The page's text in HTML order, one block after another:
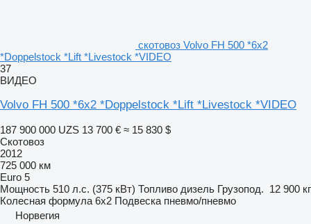
скотовоз Volvo FH 500 *6x2
*Doppelstock *Lift *Livestock *VIDEO
37
ВИДЕО
Volvo FH 500 *6x2 *Doppelstock *Lift *Livestock *VIDEO
187 900 000 UZS 13 700 € ≈ 15 830 $
Скотовоз
2012
725 000 км
Euro 5
Мощность 510 л.с. (375 кВт) Топливо дизель Грузопод. 12 900 кг
Колесная формула 6x2 Подвеска пневмо/пневмо
Норвегия